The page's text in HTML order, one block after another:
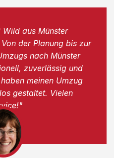
aus Münster
der Planung bis zur
nach Münster
zuverlässig und
meinen Umzug
gestaltet. Vielen